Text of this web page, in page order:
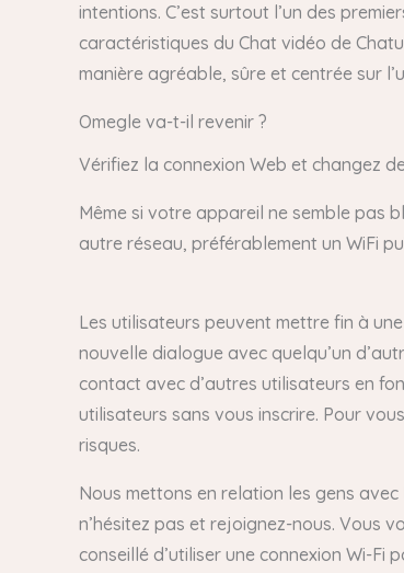
intentions. C’est surtout l’un des
caractéristiques du Chat vidéo de
manière agréable, sûre et centrée sur
Omegle va-t-il revenir ?
Vérifiez la connexion Web et changez
Même si votre appareil ne semble pas
autre réseau, préférablement un WiFi
Les utilisateurs peuvent mettre fin à
nouvelle dialogue avec quelqu’un
contact avec d’autres utilisateurs en
utilisateurs sans vous inscrire. Pour
risques.
Nous mettons en relation les gens
n’hésitez pas et rejoignez-nous. Vous
conseillé d’utiliser une connexion Wi-